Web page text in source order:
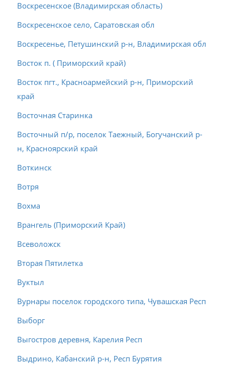
Воскресенское (Владимирская область)
Воскресенское село, Саратовская обл
Воскресенье, Петушинский р-н, Владимирская обл
Восток п. ( Приморский край)
Восток пгт., Красноармейский р-н, Приморский
край
Восточная Старинка
Восточный п/р, поселок Таежный, Богучанский р-
н, Красноярский край
Воткинск
Вотря
Вохма
Врангель (Приморский Край)
Всеволожск
Вторая Пятилетка
Вуктыл
Вурнары поселок городского типа, Чувашская Респ
Выборг
Выгостров деревня, Карелия Респ
Выдрино, Кабанский р-н, Респ Бурятия